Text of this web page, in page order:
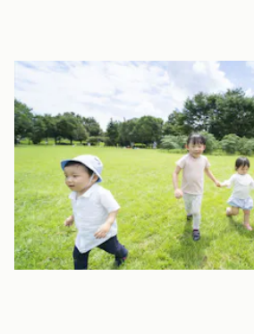
広い芝生とお山で思いっきり遊べる！雨
業所内保育園ならではの環境で、園庭は
中庭にある芝生やお山でのびのびと遊ぶ
広い社内ではお散歩もできるので、どん
元気いっぱいに楽しんでいます♪